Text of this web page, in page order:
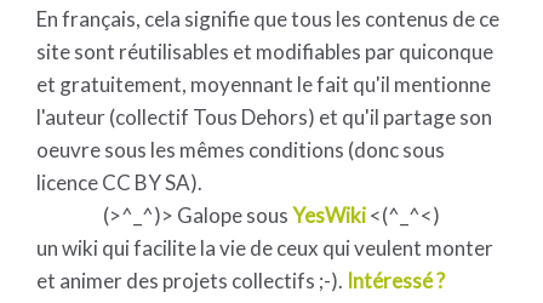
En français, cela signifie que tous les contenus de ce
site sont réutilisables et modifiables par quiconque
et gratuitement, moyennant le fait qu'il mentionne
l'auteur (collectif Tous Dehors) et qu'il partage son
oeuvre sous les mêmes conditions (donc sous
licence CC BY SA).
(>^_^)> Galope sousYesWiki<(^_^<)
un wiki qui facilite la vie de ceux qui veulent monter
et animer des projets collectifs ;-). Intéressé ?